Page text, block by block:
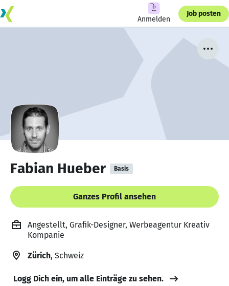
Anmelden
Job posten
Fabian Hueber Basis
Ganzes Profil ansehen
Angestellt, Grafik-Designer, Werbeagentur Kreativ
Kompanie
Zürich, Schweiz
Logg Dich ein, um alle Einträge zu sehen.